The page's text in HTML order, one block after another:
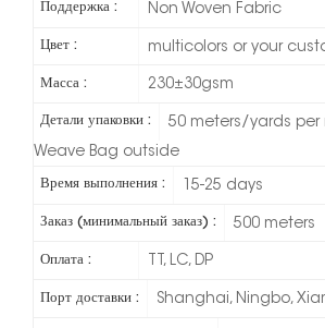
Поддержка : Non Woven Fabric
Цвет : multicolors or your
Масса : 230±30gsm
Детали упаковки :
50 meters/yards per
Weave Bag outside
Время выполнения : 15-25 days
Заказ (минимальный заказ) : 500 meters
Оплата : TT, LC, DP
Порт доставки : Shanghai, Ningbo,